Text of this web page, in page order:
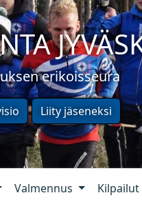
erikoisseura
Liity jäseneksi
Valmennus Kilpailut